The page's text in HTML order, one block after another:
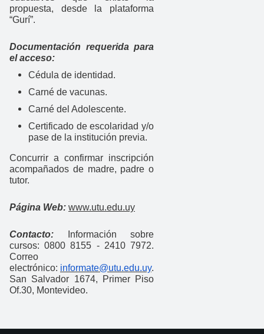
propuesta, desde la plataforma
“Gurí”.
Documentación requerida para
el acceso:
Cédula de identidad.
Carné de vacunas.
Carné del Adolescente.
Certificado de escolaridad y/o
pase de la institución previa.
Concurrir a confirmar inscripción
acompañados de madre, padre o
tutor.
Página Web: www.utu.edu.uy
Contacto: Información sobre
cursos: 0800 8155 - 2410 7972.
Correo
electrónico: informate@utu.edu.uy.
San Salvador 1674, Primer Piso
Of.30, Montevideo.